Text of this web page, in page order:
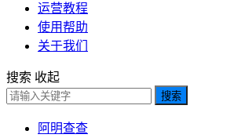
运营教程
使用帮助
关于我们
搜索 收起
搜索
阿明查查